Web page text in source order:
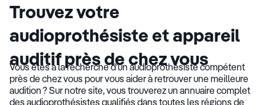
Trouvez votre
audioprothésiste et appareil
auditif près de chez vous
Vous êtes à la recherche d’un audioprothésiste compétent
près de chez vous pour vous aider à retrouver une meilleure
audition ? Sur notre site, vous trouverez un annuaire complet
des audioprothésistes qualifiés dans toutes les régions de